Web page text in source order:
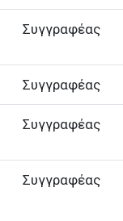
Συγγραφέας
Συγγραφέας
Συγγραφέας
Συγγραφέας